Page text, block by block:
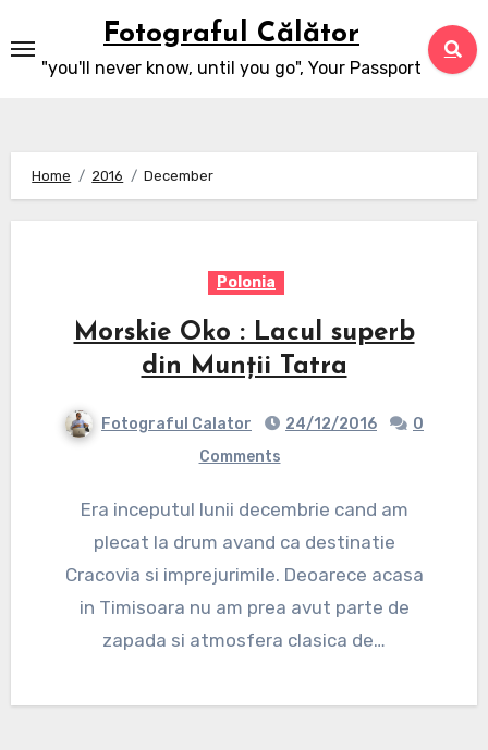
to
content
Fotograful Călător
"you'll never know, until you go", Your Passport
Home 2016 December
Polonia
Morskie Oko : Lacul superb
din Munții Tatra
Fotograful Calator 24/12/2016
0
Comments
Era inceputul lunii decembrie cand am
plecat la drum avand ca destinatie
Cracovia si imprejurimile. Deoarece acasa
in Timisoara nu am prea avut parte de
zapada si atmosfera clasica de…